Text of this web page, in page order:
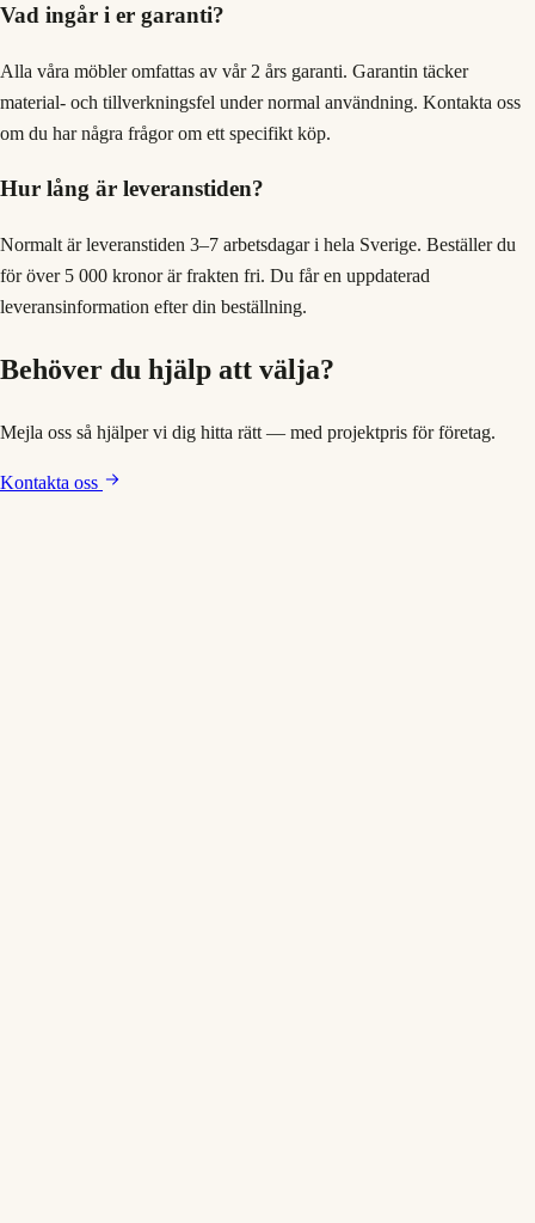
Vad ingår i er garanti?
Alla våra möbler omfattas av vår 2 års garanti. Garantin täcker
material- och tillverkningsfel under normal användning. Kontakta oss
om du har några frågor om ett specifikt köp.
Hur lång är leveranstiden?
Normalt är leveranstiden 3–7 arbetsdagar i hela Sverige. Beställer du
för över 5 000 kronor är frakten fri. Du får en uppdaterad
leveransinformation efter din beställning.
Behöver du hjälp att välja?
Mejla oss så hjälper vi dig hitta rätt — med projektpris för företag.
Kontakta oss